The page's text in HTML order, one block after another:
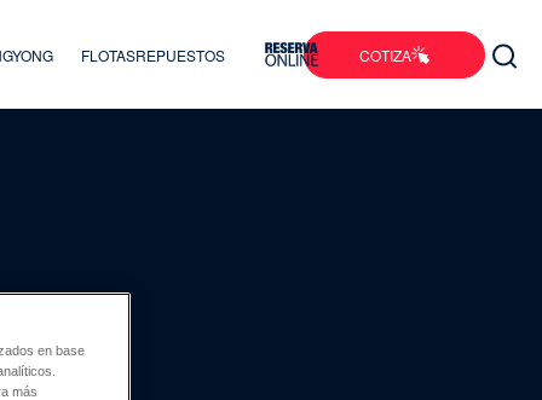
FLOTASREPUESTOS COTIZA
en base
más